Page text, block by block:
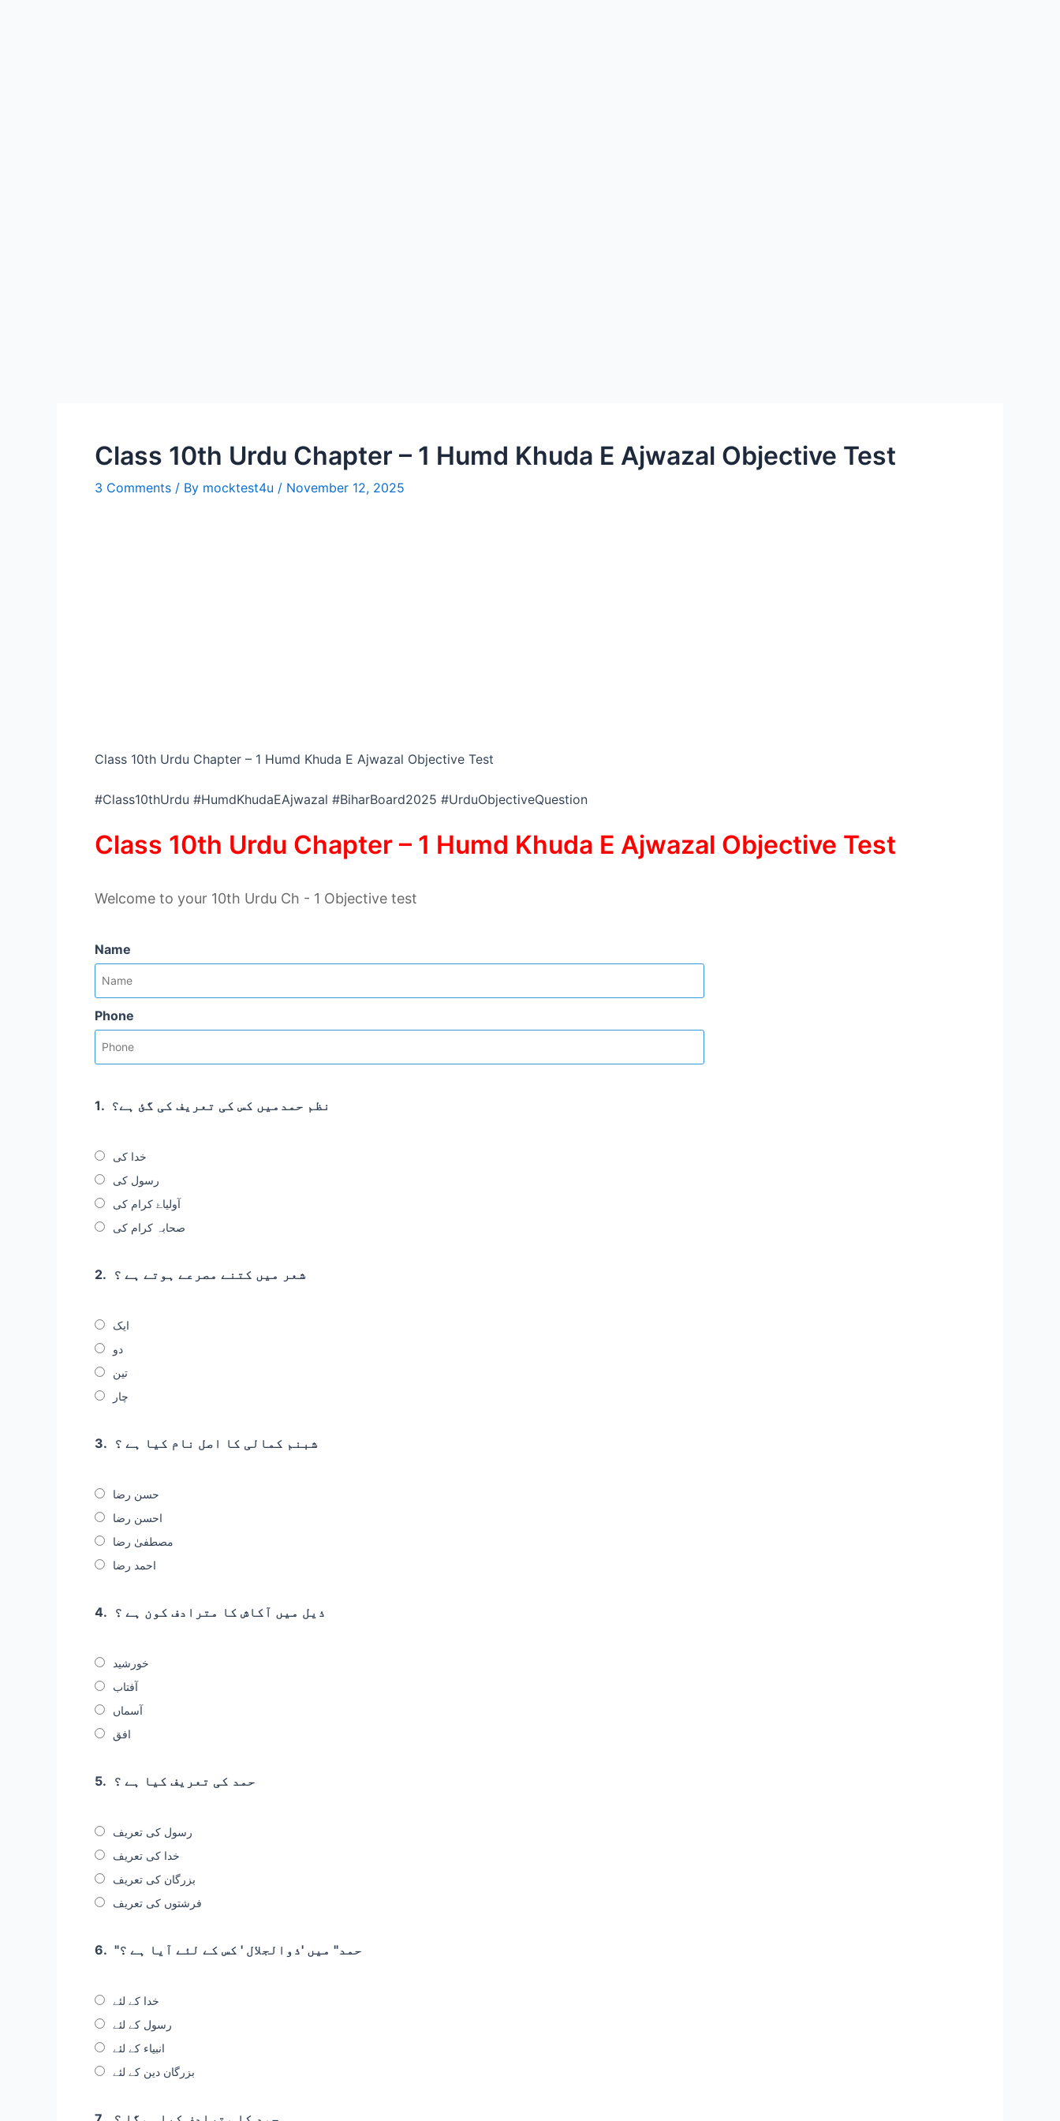
Class 10th Urdu Chapter – 1 Humd Khuda E Ajwazal Objective Test
3 Comments / By mocktest4u / November 12, 2025
Class 10th Urdu Chapter – 1 Humd Khuda E Ajwazal Objective Test
#Class10thUrdu #HumdKhudaEAjwazal #BiharBoard2025 #UrduObjectiveQuestion
Class 10th Urdu Chapter – 1 Humd Khuda E Ajwazal Objective Test
Welcome to your 10th Urdu Ch - 1 Objective test
Name
Phone
1. نظم حمدمیں کس کی تعریف کی گئ ہے؟
خدا کی
رسول کی
آولیاۓ کرام کی
صحابہ کرام کی
2. شعر میں کتنے مصرعے ہوتے ہے ؟
ایک
دو
تین
چار
3. شبنم کمالی کا اصل نام کیا ہے ؟
حسن رضا
احسن رضا
مصطفیٰ رضا
احمد رضا
4. ذیل میں آکاش کا مترادف کون ہے ؟
خورشید
آفتاب
آسماں
افق
5. حمد کی تعریف کیا ہے ؟
رسول کی تعریف
خدا کی تعریف
بزرگان کی تعریف
فرشتوں کی تعریف
6. "حمد" میں 'ذوالجلال ' کس کے لئے آیا ہے ؟
خدا کے لئے
رسول کے لئے
انبیاء کے لئے
بزرگان دین کے لئے